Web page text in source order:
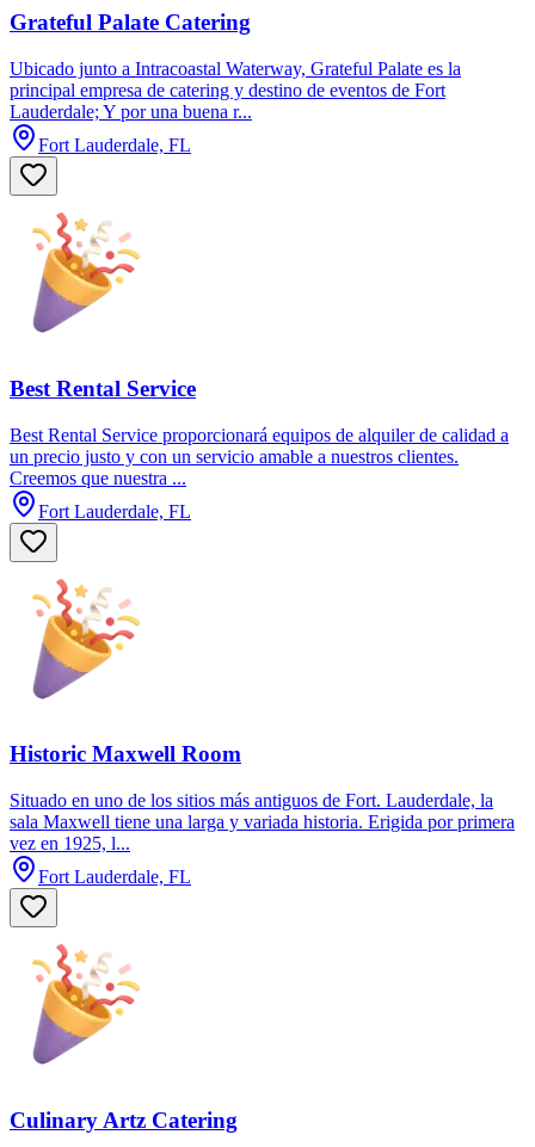
Grateful Palate Catering
Ubicado junto a Intracoastal Waterway, Grateful Palate es la
principal empresa de catering y destino de eventos de Fort
Lauderdale; Y por una buena r...
Fort Lauderdale, FL
Best Rental Service
Best Rental Service proporcionará equipos de alquiler de calidad a
un precio justo y con un servicio amable a nuestros clientes.
Creemos que nuestra ...
Fort Lauderdale, FL
Historic Maxwell Room
Situado en uno de los sitios más antiguos de Fort. Lauderdale, la
sala Maxwell tiene una larga y variada historia. Erigida por primera
vez en 1925, l...
Fort Lauderdale, FL
Culinary Artz Catering